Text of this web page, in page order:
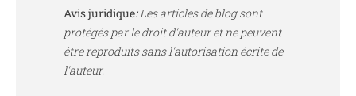
Avis juridique:Les articles de blog sont
protégés par le droit d'auteur et ne peuvent
être reproduits sans l'autorisation écrite de
l'auteur.